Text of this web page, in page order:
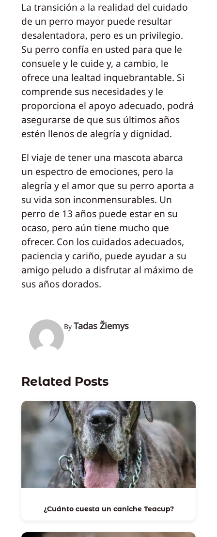
La transición a la realidad del cuidado
de un perro mayor puede resultar
desalentadora, pero es un privilegio.
Su perro confía en usted para que le
consuele y le cuide y, a cambio, le
ofrece una lealtad inquebrantable. Si
comprende sus necesidades y le
proporciona el apoyo adecuado, podrá
asegurarse de que sus últimos años
estén llenos de alegría y dignidad.
El viaje de tener una mascota abarca
un espectro de emociones, pero la
alegría y el amor que su perro aporta a
su vida son inconmensurables. Un
perro de 13 años puede estar en su
ocaso, pero aún tiene mucho que
ofrecer. Con los cuidados adecuados,
paciencia y cariño, puede ayudar a su
amigo peludo a disfrutar al máximo de
sus años dorados.
By Tadas Žiemys
Related Posts
¿Cuánto cuesta un caniche Teacup?